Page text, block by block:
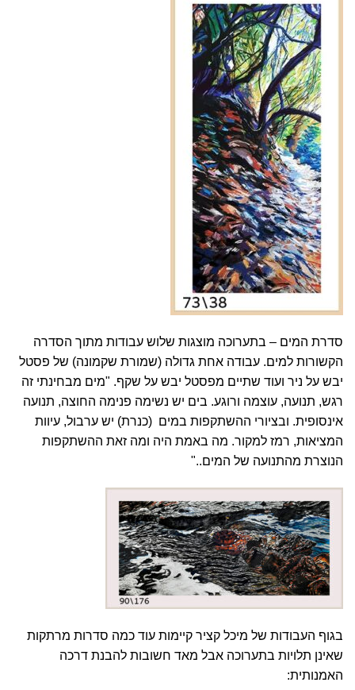
סדרת המים – בתערוכה מוצגות שלוש עבודות מתוך הסדרה
הקשורות למים. עבודה אחת גדולה (שמורת שקמונה) של פסטל
יבש על ניר ועוד שתיים מפסטל יבש על שקף. "מים מבחינתי זה
רגש, תנועה, עוצמה ורוגע. בים יש נשימה פנימה החוצה, תנועה
אינסופית. ובציורי ההשתקפות במים (כנרת) יש ערבול, עיוות
המציאות, רמז למקור. מה באמת היה ומה זאת ההשתקפות
הנוצרת מהתנועה של המים.."
בגוף העבודות של מיכל קציר קיימות עוד כמה סדרות מרתקות
שאינן תלויות בתערוכה אבל מאד חשובות להבנת דרכה
האמנותית: